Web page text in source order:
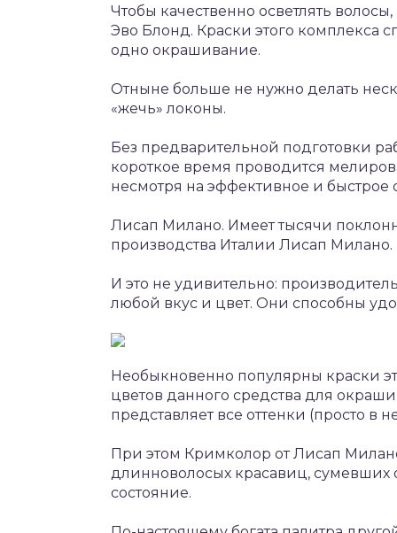
Чтобы качественно осветлять
Эво Блонд. Краски этого комплекса
одно окрашивание.
Отныне больше не нужно делать
«жечь» локоны.
Без предварительной подготовки
короткое время проводится
несмотря на эффективное и быстрое
Лисап Милано. Имеет тысячи
производства Италии Лисап Милано.
И это не удивительно:
любой вкус и цвет. Они способны
Необыкновенно популярны краски
цветов данного средства для
представляет все оттенки (просто в
При этом Кримколор от Лисап
длинноволосых красавиц, сумевших
состояние.